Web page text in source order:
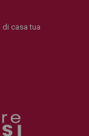
casa tua